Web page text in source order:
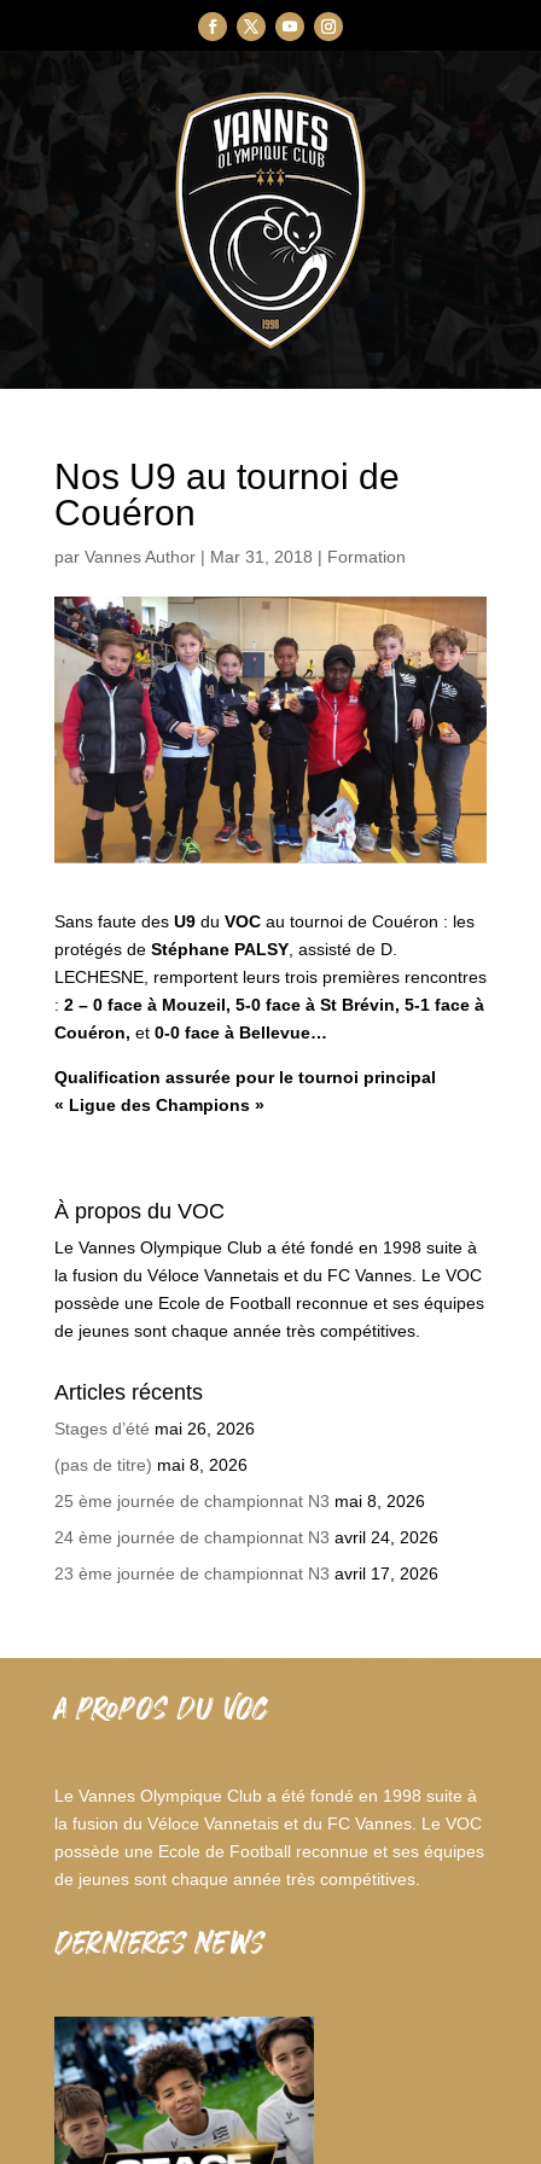
Nos U9 au tournoi de
Couéron
par Vannes Author| Mar 31, 2018 | Formation
Sans faute desU9du VOCau tournoi de Couéron : les
protégés de Stéphane PALSY, assisté de D.
LECHESNE, remportent leurs trois premières rencontres
: 2 – 0 face à Mouzeil, 5-0 face à St Brévin, 5-1 face à
Couéron, et 0-0 face à Bellevue…
Qualification assurée pour le tournoi principal
« Ligue des Champions »
À propos du VOC
Le Vannes Olympique Club a été fondé en 1998 suite à
la fusion du Véloce Vannetais et du FC Vannes. Le VOC
possède une Ecole de Football reconnue et ses équipes
de jeunes sont chaque année très compétitives.
Articles récents
Stages d’été mai 26, 2026
(pas de titre) mai 8, 2026
25 ème journée de championnat N3 mai 8, 2026
24 ème journée de championnat N3 avril 24, 2026
23 ème journée de championnat N3 avril 17, 2026
A PROPOS DU VOC
Le Vannes Olympique Club a été fondé en 1998 suite à
la fusion du Véloce Vannetais et du FC Vannes. Le VOC
possède une Ecole de Football reconnue et ses équipes
de jeunes sont chaque année très compétitives.
dernieres news